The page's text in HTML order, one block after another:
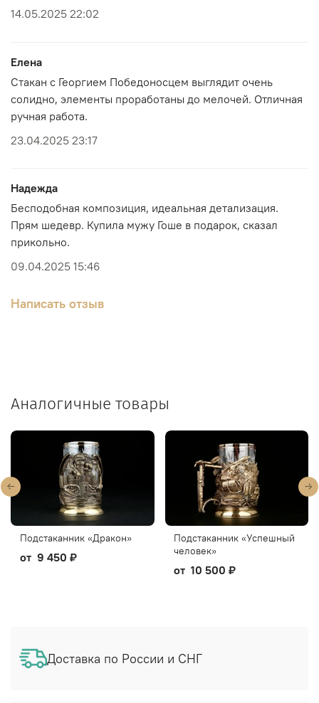
14.05.2025 22:02
Елена
Стакан с Георгием Победоносцем выглядит очень
солидно, элементы проработаны до мелочей. Отличная
ручная работа.
23.04.2025 23:17
Надежда
Бесподобная композиция, идеальная детализация.
Прям шедевр. Купила мужу Гоше в подарок, сказал
прикольно.
09.04.2025 15:46
Написать отзыв
Аналогичные товары
Подстаканник «Дракон»
от 9 450 ₽
Подстаканник «Успешный
человек»
от 10 500 ₽
Доставка по России и СНГ